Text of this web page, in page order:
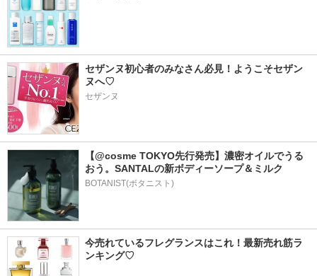
セザンヌ初心者のみなさん必見！ようこそセザン
ヌへ♡
セザンヌ
【@cosme TOKYO先行発売】濃密オイルでうる
おう。SANTALの新ボディーソープ＆ミルク
BOTANIST(ボタニスト)
今売れているフレグランスはこれ！最新売れ筋ラ
ンキング♡